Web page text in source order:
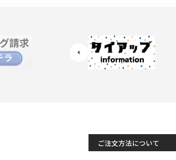
ご注文方法について